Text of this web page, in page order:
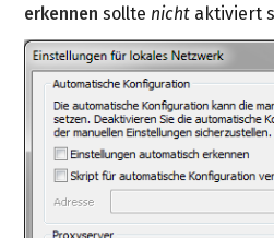
erkennen sollte nicht aktiviert